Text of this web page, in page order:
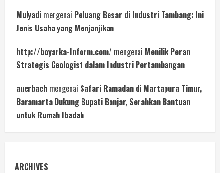
Mulyadi mengenai Peluang Besar di Industri Tambang: Ini
Jenis Usaha yang Menjanjikan
http://boyarka-Inform.com/ mengenai Menilik Peran
Strategis Geologist dalam Industri Pertambangan
auerbach mengenai Safari Ramadan di Martapura Timur,
Baramarta Dukung Bupati Banjar, Serahkan Bantuan
untuk Rumah Ibadah
ARCHIVES